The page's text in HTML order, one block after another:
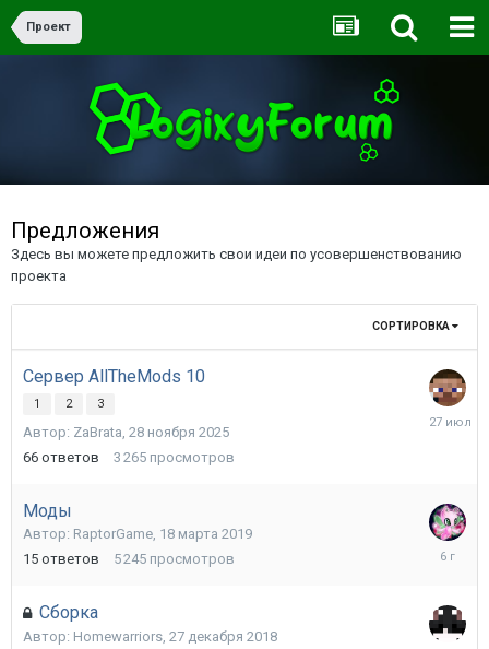
Проект
Предложения
Здесь вы можете предложить свои идеи по усовершенствованию
проекта
СОРТИРОВКА
Сервер AllTheMods 10
1 2 3
Автор: ZaBrata, 28 ноября 2025
66 ответов 3 265 просмотров
27
Моды
Автор: RaptorGame, 18 марта 2019
15 ответов 5 245 просмотров
Сборка
Автор: Homewarriors, 27 декабря 2018